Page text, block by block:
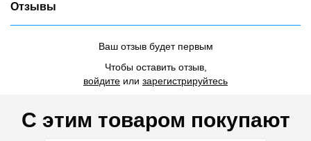
Отзывы
Ваш отзыв будет первым
Чтобы оставить отзыв,
войдите или зарегистрируйтесь
С этим товаром покупают